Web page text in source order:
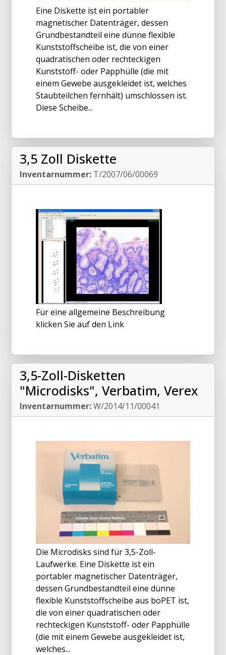
Eine Diskette ist ein portabler
magnetischer Datenträger, dessen
Grundbestandteil eine dünne flexible
Kunststoffscheibe ist, die von einer
quadratischen oder rechteckigen
Kunststoff- oder Papphülle (die mit
einem Gewebe ausgekleidet ist, welches
Staubteilchen fernhält) umschlossen ist.
Diese Scheibe...
3,5 Zoll Diskette
Inventarnummer: T/2007/06/00069
Für eine allgemeine Beschreibung
klicken Sie auf den Link
3,5-Zoll-Disketten
"Microdisks", Verbatim, Verex
Inventarnummer:W/2014/11/00041
Die Microdisks sind für 3,5-Zoll-
Laufwerke. Eine Diskette ist ein
portabler magnetischer Datenträger,
dessen Grundbestandteil eine dünne
flexible Kunststoffscheibe aus boPET ist,
die von einer quadratischen oder
rechteckigen Kunststoff- oder Papphülle
(die mit einem Gewebe ausgekleidet ist,
welches...